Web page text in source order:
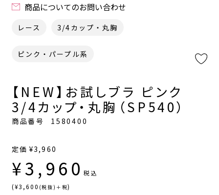
商品についてのお問い合わせ
レース 3/4カップ・丸胸
ピンク・パープル系
【NEW】お試しブラ ピンク
3/4カップ・丸胸（SP540）
商品番号 1580400
定価 ¥3,960
¥3,960 税込
(¥3,600 (税抜)＋税)